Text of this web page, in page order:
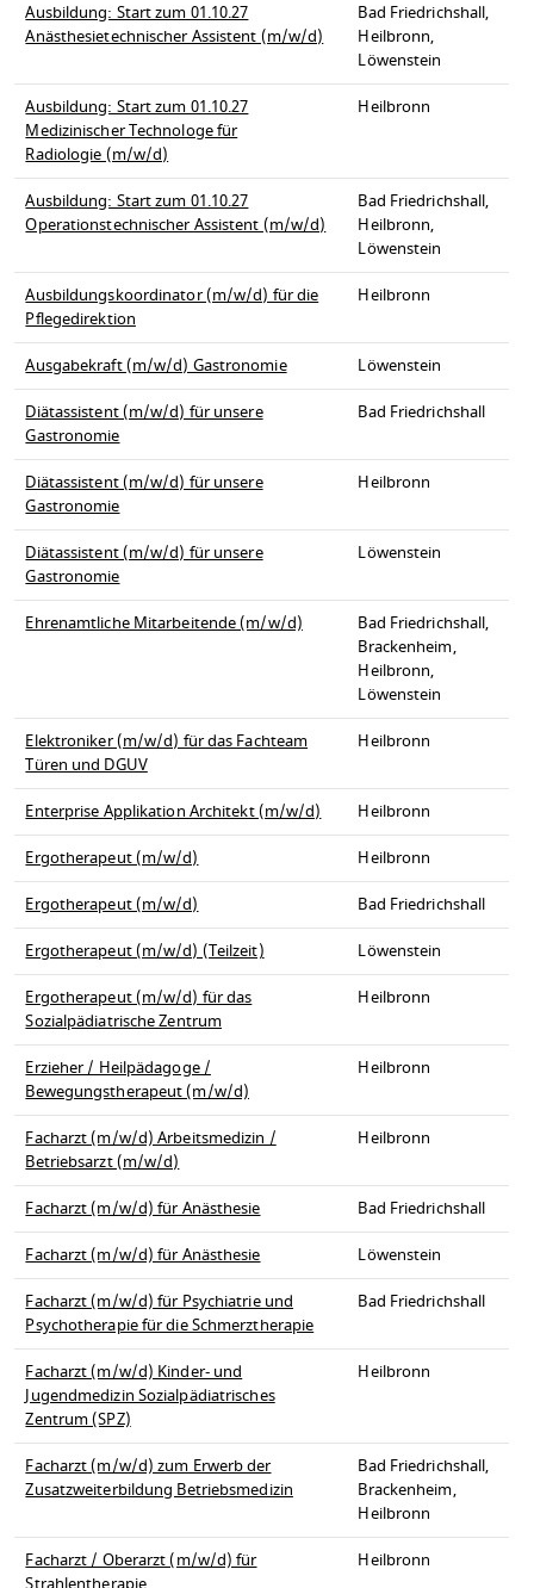
Ausbildung: Start zum 01.10.27
Anästhesietechnischer Assistent (m/w/d)
Bad Friedrichshall,
Heilbronn,
Löwenstein
Ausbildung: Start zum 01.10.27
Medizinischer Technologe für
Radiologie (m/w/d)
Heilbronn
Ausbildung: Start zum 01.10.27
Operationstechnischer Assistent (m/w/d)
Bad Friedrichshall,
Heilbronn,
Löwenstein
Ausbildungskoordinator (m/w/d) für die
Pflegedirektion
Heilbronn
Ausgabekraft (m/w/d) Gastronomie
Löwenstein
Diätassistent (m/w/d) für unsere
Gastronomie
Bad Friedrichshall
Diätassistent (m/w/d) für unsere
Gastronomie
Heilbronn
Diätassistent (m/w/d) für unsere
Gastronomie
Löwenstein
Ehrenamtliche Mitarbeitende (m/w/d)
Bad Friedrichshall,
Brackenheim,
Heilbronn,
Löwenstein
Elektroniker (m/w/d) für das Fachteam
Türen und DGUV
Heilbronn
Enterprise Applikation Architekt (m/w/d)
Heilbronn
Ergotherapeut (m/w/d)
Heilbronn
Ergotherapeut (m/w/d)
Bad Friedrichshall
Ergotherapeut (m/w/d) (Teilzeit)
Löwenstein
Ergotherapeut (m/w/d) für das
Sozialpädiatrische Zentrum
Heilbronn
Erzieher / Heilpädagoge /
Bewegungstherapeut (m/w/d)
Heilbronn
Facharzt (m/w/d) Arbeitsmedizin /
Betriebsarzt (m/w/d)
Heilbronn
Facharzt (m/w/d) für Anästhesie
Bad Friedrichshall
Facharzt (m/w/d) für Anästhesie
Löwenstein
Facharzt (m/w/d) für Psychiatrie und
Psychotherapie für die Schmerztherapie
Bad Friedrichshall
Facharzt (m/w/d) Kinder- und
Jugendmedizin Sozialpädiatrisches
Zentrum (SPZ)
Heilbronn
Facharzt (m/w/d) zum Erwerb der
Zusatzweiterbildung Betriebsmedizin
Bad Friedrichshall,
Brackenheim,
Heilbronn
Facharzt / Oberarzt (m/w/d) für
Heilbronn